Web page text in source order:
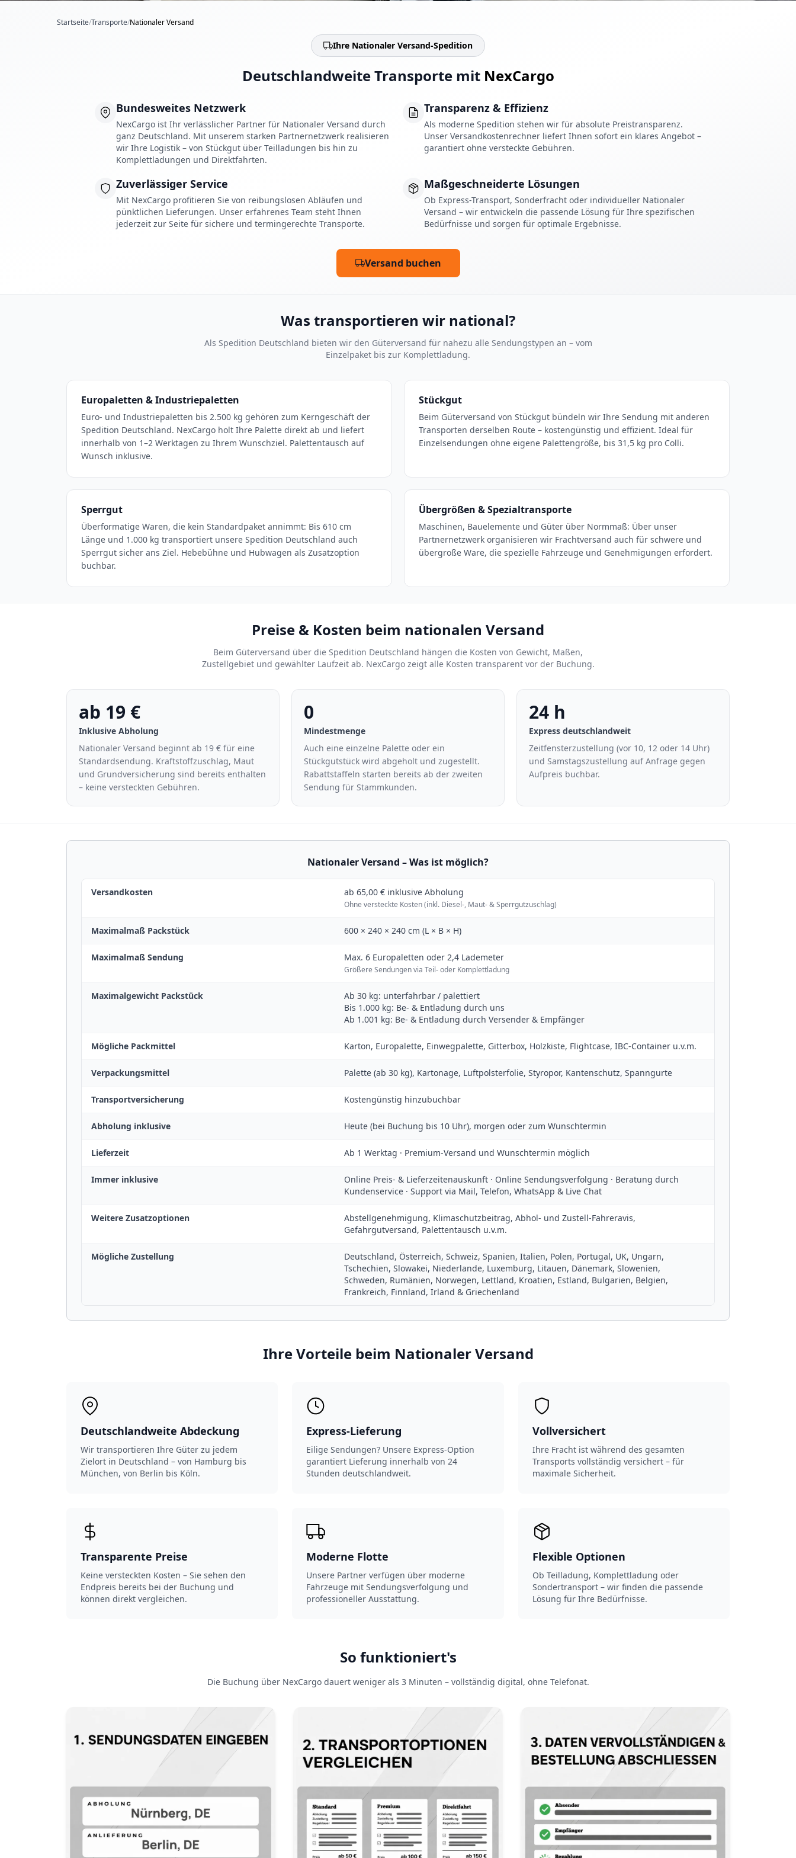
Startseite/Transporte/Nationaler Versand
Ihre Nationaler Versand-Spedition
Deutschlandweite Transporte mit NexCargo
Bundesweites Netzwerk
NexCargo ist Ihr verlässlicher Partner für Nationaler Versand durch
ganz Deutschland. Mit unserem starken Partnernetzwerk realisieren
wir Ihre Logistik – von Stückgut über Teilladungen bis hin zu
Komplettladungen und Direktfahrten.
Transparenz & Effizienz
Als moderne Spedition stehen wir für absolute Preistransparenz.
Unser Versandkostenrechner liefert Ihnen sofort ein klares Angebot –
garantiert ohne versteckte Gebühren.
Zuverlässiger Service
Mit NexCargo profitieren Sie von reibungslosen Abläufen und
pünktlichen Lieferungen. Unser erfahrenes Team steht Ihnen
jederzeit zur Seite für sichere und termingerechte Transporte.
Maßgeschneiderte Lösungen
Ob Express-Transport, Sonderfracht oder individueller Nationaler
Versand – wir entwickeln die passende Lösung für Ihre spezifischen
Bedürfnisse und sorgen für optimale Ergebnisse.
Versand buchen
Was transportieren wir national?
Als Spedition Deutschland bieten wir den Güterversand für nahezu alle Sendungstypen an – vom
Einzelpaket bis zur Komplettladung.
Europaletten & Industriepaletten
Euro- und Industriepaletten bis 2.500 kg gehören zum Kerngeschäft der
Spedition Deutschland. NexCargo holt Ihre Palette direkt ab und liefert
innerhalb von 1–2 Werktagen zu Ihrem Wunschziel. Palettentausch auf
Wunsch inklusive.
Stückgut
Beim Güterversand von Stückgut bündeln wir Ihre Sendung mit anderen
Transporten derselben Route – kostengünstig und effizient. Ideal für
Einzelsendungen ohne eigene Palettengröße, bis 31,5 kg pro Colli.
Sperrgut
Überformatige Waren, die kein Standardpaket annimmt: Bis 610 cm
Länge und 1.000 kg transportiert unsere Spedition Deutschland auch
Sperrgut sicher ans Ziel. Hebebühne und Hubwagen als Zusatzoption
buchbar.
Übergrößen & Spezialtransporte
Maschinen, Bauelemente und Güter über Normmaß: Über unser
Partnernetzwerk organisieren wir Frachtversand auch für schwere und
übergroße Ware, die spezielle Fahrzeuge und Genehmigungen erfordert.
Preise & Kosten beim nationalen Versand
Beim Güterversand über die Spedition Deutschland hängen die Kosten von Gewicht, Maßen,
Zustellgebiet und gewählter Laufzeit ab. NexCargo zeigt alle Kosten transparent vor der Buchung.
ab 19 €
Inklusive Abholung
Nationaler Versand beginnt ab 19 € für eine
Standardsendung. Kraftstoffzuschlag, Maut
und Grundversicherung sind bereits enthalten
– keine versteckten Gebühren.
0
Mindestmenge
Auch eine einzelne Palette oder ein
Stückgutstück wird abgeholt und zugestellt.
Rabattstaffeln starten bereits ab der zweiten
Sendung für Stammkunden.
24 h
Express deutschlandweit
Zeitfensterzustellung (vor 10, 12 oder 14 Uhr)
und Samstagszustellung auf Anfrage gegen
Aufpreis buchbar.
Nationaler Versand – Was ist möglich?
Versandkosten ab 65,00 € inklusive Abholung
Ohne versteckte Kosten (inkl. Diesel-, Maut- & Sperrgutzuschlag)
Maximalmaß Packstück 600 × 240 × 240 cm (L × B × H)
Maximalmaß Sendung Max. 6 Europaletten oder 2,4 Lademeter
Größere Sendungen via Teil- oder Komplettladung
Maximalgewicht Packstück
Ab 30 kg: unterfahrbar / palettiert
Bis 1.000 kg: Be- & Entladung durch uns
Ab 1.001 kg: Be- & Entladung durch Versender & Empfänger
Mögliche Packmittel Karton, Europalette, Einwegpalette, Gitterbox, Holzkiste, Flightcase, IBC-Container u.v.m.
Verpackungsmittel Palette (ab 30 kg), Kartonage, Luftpolsterfolie, Styropor, Kantenschutz, Spanngurte
Transportversicherung Kostengünstig hinzubuchbar
Abholung inklusive Heute (bei Buchung bis 10 Uhr), morgen oder zum Wunschtermin
Lieferzeit Ab 1 Werktag · Premium-Versand und Wunschtermin möglich
Immer inklusive
Online Preis- & Lieferzeitenauskunft · Online Sendungsverfolgung · Beratung durch
Kundenservice · Support via Mail, Telefon, WhatsApp & Live Chat
Weitere Zusatzoptionen
Abstellgenehmigung, Klimaschutzbeitrag, Abhol- und Zustell-Fahreravis,
Gefahrgutversand, Palettentausch u.v.m.
Mögliche Zustellung
Deutschland, Österreich, Schweiz, Spanien, Italien, Polen, Portugal, UK, Ungarn,
Tschechien, Slowakei, Niederlande, Luxemburg, Litauen, Dänemark, Slowenien,
Schweden, Rumänien, Norwegen, Lettland, Kroatien, Estland, Bulgarien, Belgien,
Frankreich, Finnland, Irland & Griechenland
Ihre Vorteile beim Nationaler Versand
Deutschlandweite Abdeckung
Wir transportieren Ihre Güter zu jedem
Zielort in Deutschland – von Hamburg bis
München, von Berlin bis Köln.
Express-Lieferung
Eilige Sendungen? Unsere Express-Option
garantiert Lieferung innerhalb von 24
Stunden deutschlandweit.
Vollversichert
Ihre Fracht ist während des gesamten
Transports vollständig versichert – für
maximale Sicherheit.
Transparente Preise
Keine versteckten Kosten – Sie sehen den
Endpreis bereits bei der Buchung und
können direkt vergleichen.
Moderne Flotte
Unsere Partner verfügen über moderne
Fahrzeuge mit Sendungsverfolgung und
professioneller Ausstattung.
Flexible Optionen
Ob Teilladung, Komplettladung oder
Sondertransport – wir finden die passende
Lösung für Ihre Bedürfnisse.
So funktioniert's
Die Buchung über NexCargo dauert weniger als 3 Minuten – vollständig digital, ohne Telefonat.